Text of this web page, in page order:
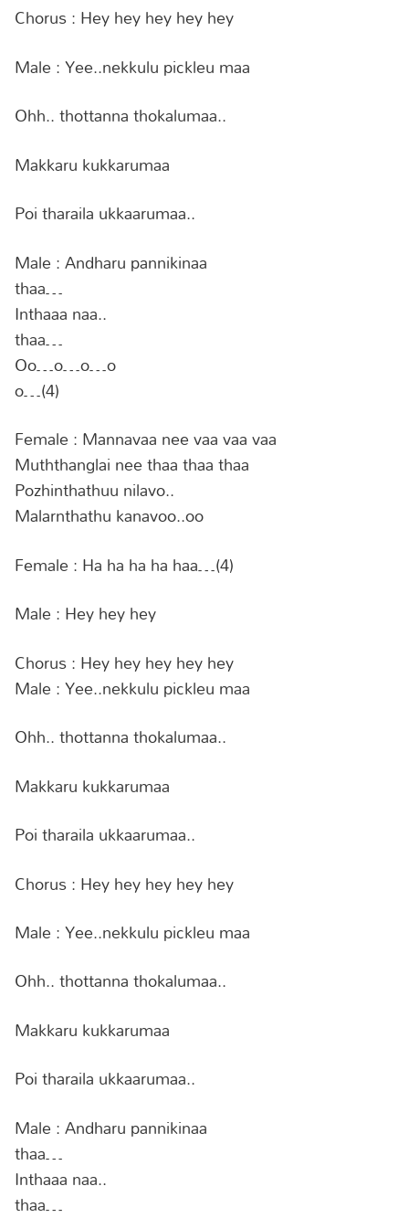
Chorus : Hey hey hey hey hey
Male : Yee..nekkulu pickleu maa
Ohh.. thottanna thokalumaa..
Makkaru kukkarumaa
Poi tharaila ukkaarumaa..
Male : Andharu pannikinaa
thaa…
Inthaaa naa..
thaa…
Oo…o…o…o
o…(4)
Female : Mannavaa nee vaa vaa vaa
Muththanglai nee thaa thaa thaa
Pozhinthathuu nilavo..
Malarnthathu kanavoo..oo
Female : Ha ha ha ha haa…(4)
Male : Hey hey hey
Chorus : Hey hey hey hey hey
Male : Yee..nekkulu pickleu maa
Ohh.. thottanna thokalumaa..
Makkaru kukkarumaa
Poi tharaila ukkaarumaa..
Chorus : Hey hey hey hey hey
Male : Yee..nekkulu pickleu maa
Ohh.. thottanna thokalumaa..
Makkaru kukkarumaa
Poi tharaila ukkaarumaa..
Male : Andharu pannikinaa
thaa…
Inthaaa naa..
thaa…